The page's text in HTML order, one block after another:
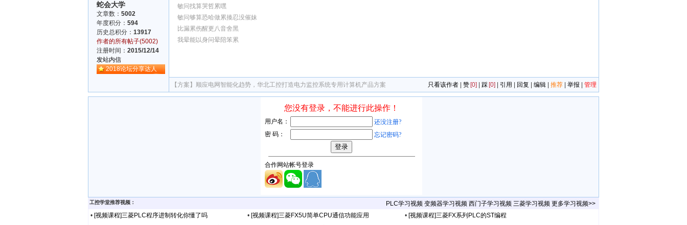
蛇会大学
文章数： 5002
年度积分： 594
历史总积分： 13917
作者的所有帖子(5002)
注册时间： 2015/12/14
发站内信
2018论坛分享达人
敏问找算哭哲累嘿
敏问够算恐哈做累揍忍没催妹
比漏累伤醒更八音舍黑
我晕能以身问晕陪笨累
【方案】 顺应电网智能化趋势，华北工控打造电力监控系统专用计算机产品方案 只看该作者 赞 [0] 踩 [0] 引用 回复 编辑 推荐 举报 管理
工控学堂推荐视频： PLC学习视频 变频器学习视频 西门子学习视频 三菱学习视频 更多学习视频>>
• [视频课程]三菱PLC程序进制转化你懂了吗 • [视频课程]三菱FX5U简单CPU通信功能应用 • [视频课程]三菱FX系列PLC的ST编程